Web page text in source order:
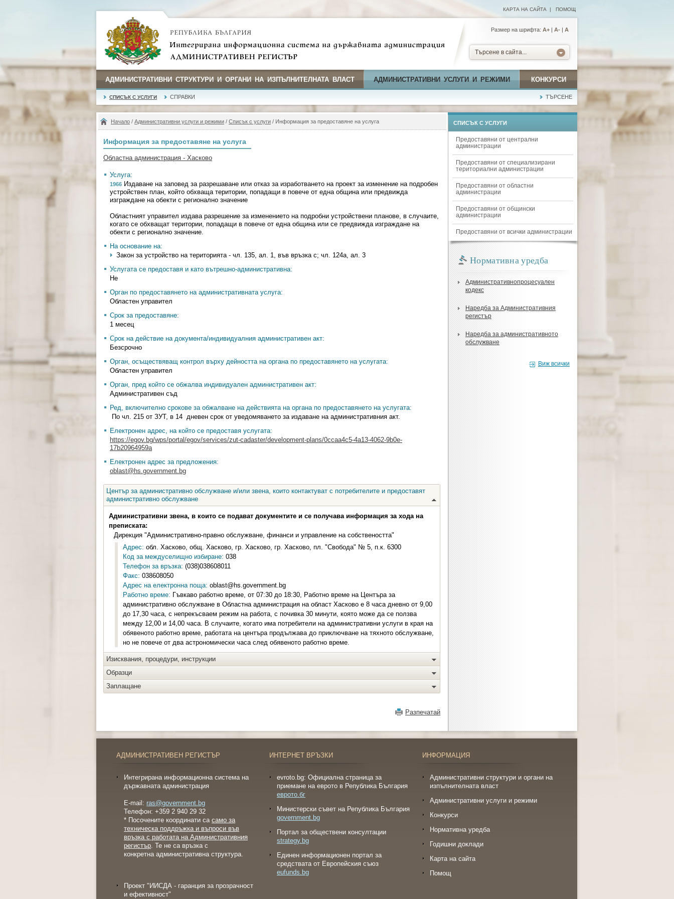
КАРТА НА САЙТА | ПОМОЩ
Размер на шрифта: А+ | A- | A
Търсене в сайта...
АДМИНИСТРАТИВНИ СТРУКТУРИ И ОРГАНИ НА ИЗПЪЛНИТЕЛНАТА ВЛАСТ АДМИНИСТРАТИВНИ УСЛУГИ И РЕЖИМИ КОНКУРСИ
СПИСЪК С УСЛУГИ СПРАВКИ ТЪРСЕНЕ
Начало / Административни услуги и режими / Списък с услуги / Информация за предоставяне на услуга
Информация за предоставяне на услуга
Областна администрация - Хасково
Услуга:
1966 Издаване на заповед за разрешаване или отказ за изработването на проект за изменение на подробен
устройствен план, който обхваща територии, попадащи в повече от една община или предвижда
изграждане на обекти с регионално значение
Областният управител издава разрешение за изменението на подробни устройствени планове, в случаите,
когато се обхващат територии, попадащи в повече от една община или се предвижда изграждане на
обекти с регионално значение.
На основание на:
Закон за устройство на територията - чл. 135, ал. 1, във връзка с; чл. 124a, ал. 3
Услугата се предоставя и като вътрешно-административна:
Не
Орган по предоставянето на административната услуга:
Областен управител
Срок за предоставяне:
1 месец
Срок на действие на документа/индивидуалния административен акт:
Безсрочно
Орган, осъществяващ контрол върху дейността на органа по предоставянето на услугата:
Областен управител
Орган, пред който се обжалва индивидуален административен акт:
Административен съд
Ред, включително срокове за обжалване на действията на органа по предоставянето на услугата:
По чл. 215 от ЗУТ, в 14 дневен срок от уведомяването за издаване на административния акт.
Електронен адрес, на който се предоставя услугата:
https://egov.bg/wps/portal/egov/services/zut-cadaster/development-plans/0ccaa4c5-4a13-4062-9b0e-
17b20964959a
Електронен адрес за предложения:
oblast@hs.government.bg
Център за административно обслужване и/или звена, които контактуват с потребителите и предоставят
административно обслужване
Административни звена, в които се подават документите и се получава информация за хода на
преписката:
Дирекция "Административно-правно обслужване, финанси и управление на собствеността"
Адрес: обл. Хасково, общ. Хасково, гр. Хасково, гр. Хасково, пл. "Свобода" № 5, п.к. 6300
Код за междуселищно избиране: 038
Телефон за връзка: (038)038608011
Факс: 038608050
Адрес на електронна поща: oblast@hs.government.bg
Работно време: Гъвкаво работно време, от 07:30 до 18:30, Работно време на Центъра за
административно обслужване в Областна администрация на област Хасково е 8 часа дневно от 9,00
до 17,30 часа, с непрекъсваем режим на работа, с почивка 30 минути, която може да се ползва
между 12,00 и 14,00 часа. В случаите, когато има потребители на административни услуги в края на
обявеното работно време, работата на центъра продължава до приключване на тяхното обслужване,
но не повече от два астрономически часа след обявеното работно време.
Изисквания, процедури, инструкции
Образци
Заплащане
Разпечатай
СПИСЪК С УСЛУГИ
Предоставяни от централни
администрации
Предоставяни от специализирани
териториални администрации
Предоставяни от областни
администрации
Предоставяни от общински
администрации
Предоставяни от всички администрации
Нормативна уредба
Административнопроцесуален
кодекс
Наредба за Административния
регистър
Наредба за административното
обслужване
Виж всички
АДМИНИСТРАТИВЕН РЕГИСТЪР
Интегрирана информационна система на
държавната администрация
E-mail: ras@government.bg
Телефон: +359 2 940 29 32
* Посочените координати са само за
техническа поддръжка и въпроси във
връзка с работата на Административния
регистър. Те не са връзка с
конкретна административна структура.
Проект "ИИСДА - гаранция за прозрачност
и ефективност"
ИНТЕРНЕТ ВРЪЗКИ
evroto.bg: Официална страница за
приемане на еврото в Република България
еврото.бг
Министерски съвет на Република България
government.bg
Портал за обществени консултации
strategy.bg
Eдинен информационен портал за
средствата от Европейския съюз
eufunds.bg
ИНФОРМАЦИЯ
Административни структури и органи на
изпълнителната власт
Административни услуги и режими
Конкурси
Нормативна уредба
Годишни доклади
Карта на сайта
Помощ